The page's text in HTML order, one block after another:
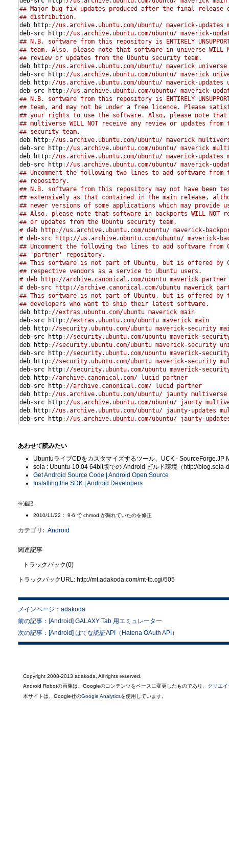
## Major bug fix updates produced after the final release
## distribution.
deb http: //us.archive.ubuntu.com/ubuntu/ maverick-
deb-src http: //us.archive.ubuntu.com/ubuntu/ maverick-
## N.B. software from this repository is ENTIRELY
## team. Also, please note that software in universe WILL
## review or updates from the Ubuntu security team.
deb http: //us.archive.ubuntu.com/ubuntu/ maverick universe
deb-src http: //us.archive.ubuntu.com/ubuntu/ maverick
deb http: //us.archive.ubuntu.com/ubuntu/ maverick-updates
deb-src http: //us.archive.ubuntu.com/ubuntu/ maverick-
## N.B. software from this repository is ENTIRELY
## team, and may not be under a free licence. Please
## your rights to use the software. Also, please note
## multiverse WILL NOT receive any review or updates from
## security team.
deb http: //us.archive.ubuntu.com/ubuntu/ maverick
deb-src http: //us.archive.ubuntu.com/ubuntu/ maverick
deb http: //us.archive.ubuntu.com/ubuntu/ maverick-updates
deb-src http: //us.archive.ubuntu.com/ubuntu/ maverick-
## Uncomment the following two lines to add software
## repository.
## N.B. software from this repository may not have been
## extensively as that contained in the main release,
## newer versions of some applications which may provide
## Also, please note that software in backports WILL NOT
## or updates from the Ubuntu security team.
# deb http://us.archive.ubuntu.com/ubuntu/ maverick-
# deb-src http://us.archive.ubuntu.com/ubuntu/ maverick-
## Uncomment the following two lines to add software from
## 'partner' repository.
## This software is not part of Ubuntu, but is offered by
## respective vendors as a service to Ubuntu users.
# deb http://archive.canonical.com/ubuntu maverick partner
# deb-src http://archive.canonical.com/ubuntu maverick
## This software is not part of Ubuntu, but is offered by
## developers who want to ship their latest software.
deb http: //extras.ubuntu.com/ubuntu maverick main
deb-src http: //extras.ubuntu.com/ubuntu maverick main
deb http: //security.ubuntu.com/ubuntu maverick-security
deb-src http: //security.ubuntu.com/ubuntu maverick-
deb http: //security.ubuntu.com/ubuntu maverick-security
deb-src http: //security.ubuntu.com/ubuntu maverick-
deb http: //security.ubuntu.com/ubuntu maverick-security
deb-src http: //security.ubuntu.com/ubuntu maverick-
deb http: //archive.canonical.com/ lucid partner
deb-src http: //archive.canonical.com/ lucid partner
deb http: //us.archive.ubuntu.com/ubuntu/ jaunty multiverse
deb-src http: //us.archive.ubuntu.com/ubuntu/ jaunty
deb http: //us.archive.ubuntu.com/ubuntu/ jaunty-updates
deb-src http: //us.archive.ubuntu.com/ubuntu/ jaunty-
あわせて読みたい
UbuntuライブCDをカスタマイズするツール、UCK - SourceForge.JP
sola : Ubuntu-10.04 64bit版での Android ビルド環境（http://
Get Android Source Code | Android Open Source
Installing the SDK | Android Developers
※追記
2010/11/22： 9-6 で chmod が漏れていたのを修正
カテゴリ : Android
関連記事
トラックバック(0)
トラックバックURL: http://mt.adakoda.com/mt-tb.cgi/505
メインページ：adakoda
前の記事：[Android] GALAXY Tab 用エミュレーター
次の記事：[Android] はてな認証API（Hatena OAuth API）
Copyright 2008-2013 adakoda, All rights reserved.
Android Robotの画像は、Googleのコンテンツをベースに変更したものであり、 クリエ
本サイトは、Google社のGoogle Analyticsを使用しています。